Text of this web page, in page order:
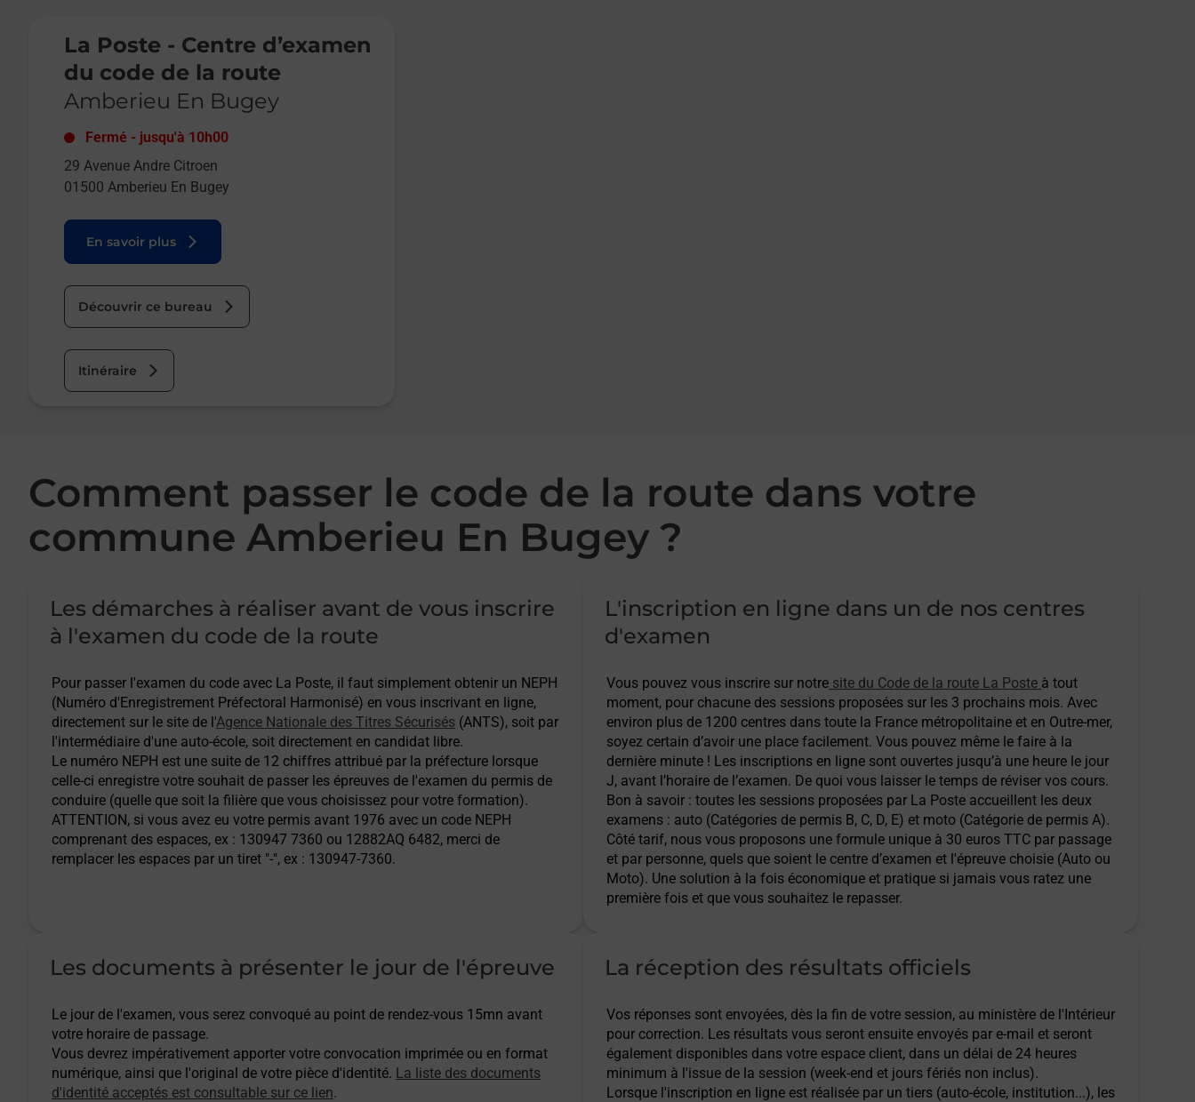
La Poste - Centre d’examen
du code de la route
Amberieu En Bugey
Fermé - jusqu'à 10h00
29 Avenue Andre Citroen
01500 Amberieu En Bugey
En savoir plus
Découvrir ce bureau
Itinéraire
Comment passer le code de la route dans votre
commune Amberieu En Bugey ?
Les démarches à réaliser avant de vous inscrire
à l'examen du code de la route
Pour passer l'examen du code avec La Poste, il faut simplement obtenir un NEPH
(Numéro d'Enregistrement Préfectoral Harmonisé) en vous inscrivant en ligne,
directement sur le site de l'Agence Nationale des Titres Sécurisés (ANTS), soit par
l'intermédiaire d'une auto-école, soit directement en candidat libre.
Le numéro NEPH est une suite de 12 chiffres attribué par la préfecture lorsque
celle-ci enregistre votre souhait de passer les épreuves de l'examen du permis de
conduire (quelle que soit la filière que vous choisissez pour votre formation).
ATTENTION, si vous avez eu votre permis avant 1976 avec un code NEPH
comprenant des espaces, ex : 130947 7360 ou 12882AQ 6482, merci de
remplacer les espaces par un tiret "-", ex : 130947-7360.
L'inscription en ligne dans un de nos centres
d'examen
Vous pouvez vous inscrire sur notre site du Code de la route La Poste à tout
moment, pour chacune des sessions proposées sur les 3 prochains mois. Avec
environ plus de 1200 centres dans toute la France métropolitaine et en Outre-mer,
soyez certain d’avoir une place facilement. Vous pouvez même le faire à la
dernière minute ! Les inscriptions en ligne sont ouvertes jusqu’à une heure le jour
J, avant l’horaire de l’examen. De quoi vous laisser le temps de réviser vos cours.
Bon à savoir : toutes les sessions proposées par La Poste accueillent les deux
examens : auto (Catégories de permis B, C, D, E) et moto (Catégorie de permis A).
Côté tarif, nous vous proposons une formule unique à 30 euros TTC par passage
et par personne, quels que soient le centre d’examen et l'épreuve choisie (Auto ou
Moto). Une solution à la fois économique et pratique si jamais vous ratez une
première fois et que vous souhaitez le repasser.
Les documents à présenter le jour de l'épreuve
Le jour de l'examen, vous serez convoqué au point de rendez-vous 15mn avant
votre horaire de passage.
Vous devrez impérativement apporter votre convocation imprimée ou en format
numérique, ainsi que l'original de votre pièce d'identité. La liste des documents
d'identité acceptés est consultable sur ce lien.
La réception des résultats officiels
Vos réponses sont envoyées, dès la fin de votre session, au ministère de l'Intérieur
pour correction. Les résultats vous seront ensuite envoyés par e-mail et seront
également disponibles dans votre espace client, dans un délai de 24 heures
minimum à l'issue de la session (week-end et jours fériés non inclus).
Lorsque l'inscription en ligne est réalisée par un tiers (auto-école, institution...), les